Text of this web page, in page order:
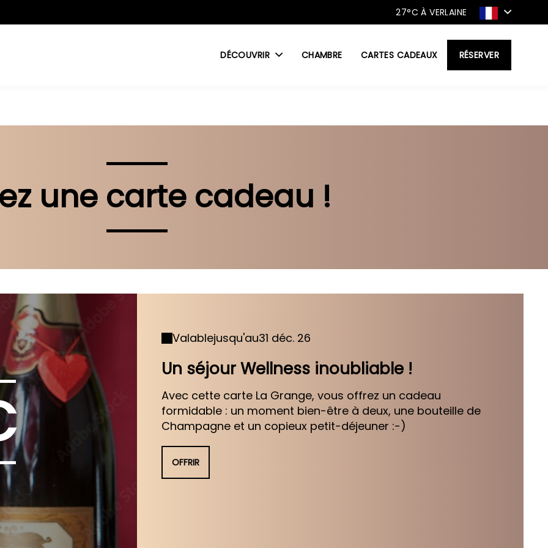
27°C À VERLAINE
DÉCOUVRIR CHAMBRE CARTES CADEAUX RÉSERVER
une carte cadeau !
Valablejusqu'au31 déc. 26
Un séjour Wellness inoubliable !
Avec cette carte La Grange, vous offrez un cadeau
formidable : un moment bien-être à deux, une bouteille de
Champagne et un copieux petit-déjeuner :-)
OFFRIR